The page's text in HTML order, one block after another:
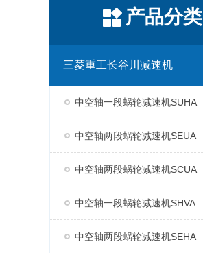
产品分类
三菱重工长谷川减速机
中空轴一段蜗轮减速机SUHA
中空轴两段蜗轮减速机SEUA
中空轴两段蜗轮减速机SCUA
中空轴一段蜗轮减速机SHVA
中空轴两段蜗轮减速机SEHA